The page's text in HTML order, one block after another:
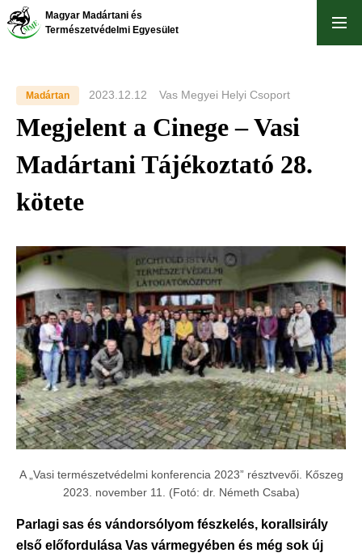
Skip
to
Magyar Madártani és
Természetvédelmi Egyesület
Madártan 2023.12.12 Vas Megyei Helyi Csoport
Megjelent a Cinege – Vasi
Madártani Tájékoztató 28.
kötete
A „Vasi természetvédelmi konferencia 2023” résztvevői. Kőszeg
2023. november 11. (Fotó: dr. Németh Csaba)
Parlagi sas és vándorsólyom fészkelés, korallsirály
első előfordulása Vas vármegyében és még sok új